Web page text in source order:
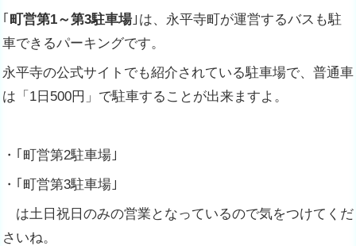
｢ 町営第1～第3駐車場｣は、永平寺町が運営するバスも駐
車できるパーキングです。
永平寺の公式サイトでも紹介されている駐車場で、普通車
は「1日500円」で駐車することが出来ますよ。
・｢町営第2駐車場｣
・｢町営第3駐車場｣
は土日祝日のみの営業となっているので気をつけてくだ
さいね。